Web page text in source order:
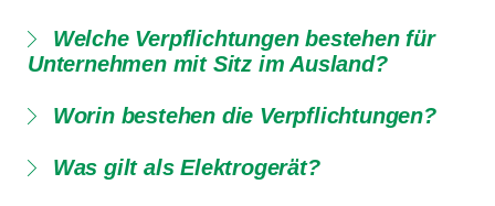
Welche Verpflichtungen bestehen für
Unternehmen mit Sitz im Ausland?
Worin bestehen die Verpflichtungen?
Was gilt als Elektrogerät?